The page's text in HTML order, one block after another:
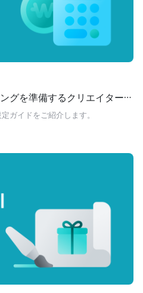
グを準備するクリエイターの
ガイドをご紹介します。